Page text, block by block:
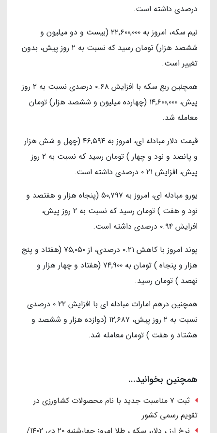
درصدی داشته است.
نیم سکه، امروز به ۲۲,۶۰۰,۰۰۰ (بیست و دو میلیون و
ششصد هزار) تومان رسید که نسبت به ۲ روز پیش، بدون
تغییر است.
همچنین ربع سکه با افزایش ۰.۶۸ درصدی نسبت به ۲ روز
پیش، ۱۴,۶۰۰,۰۰۰ (چهارده میلیون و ششصد هزار) تومان
معامله شد.
قیمت دلار مبادله ای، امروز به ۴۶,۵۹۴ (چهل و شش هزار
و پانصد و نود و چهار ) تومان رسید که نسبت به ۲ روز
پیش، افزایش ۰.۲۱ درصدی داشته است.
یورو مبادله ای، امروز به ۵۰,۷۹۷ (پنجاه هزار و هفتصد و
نود و هفت ) تومان رسید که نسبت به ۲ روز پیش،
افزایش ۰.۹۴ درصدی داشته است.
پوند امروز با کاهش ۰.۲۱ درصدی، از ۷۵,۰۵۰ (هفتاد و پنج
هزار و پنجاه ) تومان به ۷۴,۹۰۰ (هفتاد و چهار هزار و
نهصد ) تومان رسید.
همچنین درهم امارات مبادله ای با افزایش ۰.۲۲ درصدی
نسبت به ۲ روز پیش، ۱۲,۶۸۷ (دوازده هزار و ششصد و
هشتاد و هفت ) تومان معامله شد.
همچنین بخوانید...
ثبت ۷ مناسبت جدید با نام محصولات کشاورزی در
تقویم رسمی کشور